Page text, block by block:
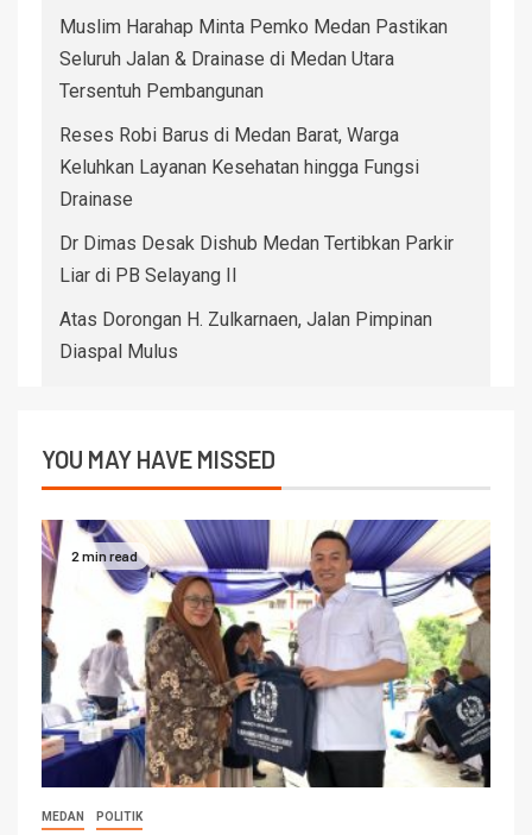
Muslim Harahap Minta Pemko Medan Pastikan
Seluruh Jalan & Drainase di Medan Utara
Tersentuh Pembangunan
Reses Robi Barus di Medan Barat, Warga
Keluhkan Layanan Kesehatan hingga Fungsi
Drainase
Dr Dimas Desak Dishub Medan Tertibkan Parkir
Liar di PB Selayang II
Atas Dorongan H. Zulkarnaen, Jalan Pimpinan
Diaspal Mulus
YOU MAY HAVE MISSED
2 min read
MEDAN POLITIK